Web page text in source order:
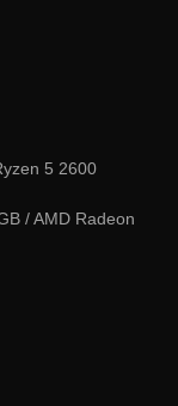
5 2600
/ AMD Radeon